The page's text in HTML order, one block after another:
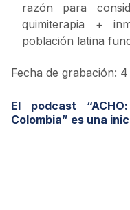
razón para
quimiterapia +
población latina
Fecha de grabación:
El podcast
Colombia” es una